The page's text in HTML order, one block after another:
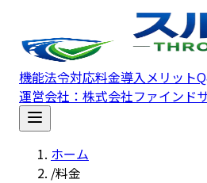
メインコンテンツへスキップ
機能法令対応料金導入メリット
運営会社： 株式会社ファインド
ホーム
/料金